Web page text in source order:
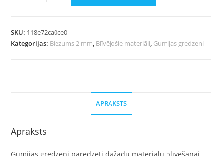
SKU: 118e72ca0ce0
Kategorijas: Biezums 2 mm, Blīvējošie materiāli, Gumijas gredzeni
APRAKSTS
Apraksts
Gumijas gredzeni paredzēti dažādu materiālu blīvēšanai.